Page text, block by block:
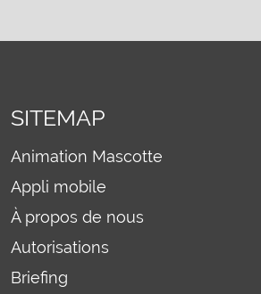
SITEMAP
Animation Mascotte
Appli mobile
À propos de nous
Autorisations
Briefing